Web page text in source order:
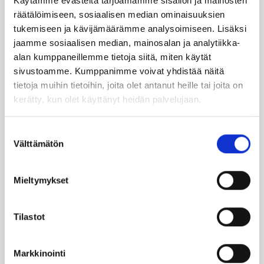
räätälöimiseen, sosiaalisen median ominaisuuksien
tukemiseen ja kävijämäärämme analysoimiseen. Lisäksi
jaamme sosiaalisen median, mainosalan ja analytiikka-
alan kumppaneillemme tietoja siitä, miten käytät
sivustoamme. Kumppanimme voivat yhdistää näitä
tietoja muihin tietoihin, joita olet antanut heille tai joita on
kerätty, kun olet käyttänyt heidän palvelujaan.
valinta
Välttämätön
Mieltymykset
Tilastot
Markkinointi
SUO­SIT­TE­LE KAVE­RIL­LE
Face­bookIns­ta­gram
Läm­möl­lä on ener­gia­te­hok­kuus­so­pi­mus
Höy­lä IV:n kulut­ta­ja­tie­do­tus­ka­na­va. Läm­
möl­lä-leh­ti uuti­soi ja taus­toit­taa ajan­koh­
tai­sia asioi­ta öljy­läm­mi­tyk­ses­tä ja laa­jem­
ja lait­teis­to­jen huol­los­ta ja kun­nos­sa­pi­